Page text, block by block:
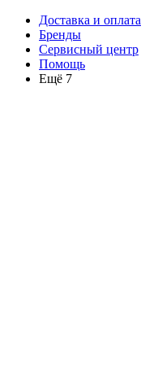
Доставка и оплата
Бренды
Сервисный центр
Помощь
Ещё 7